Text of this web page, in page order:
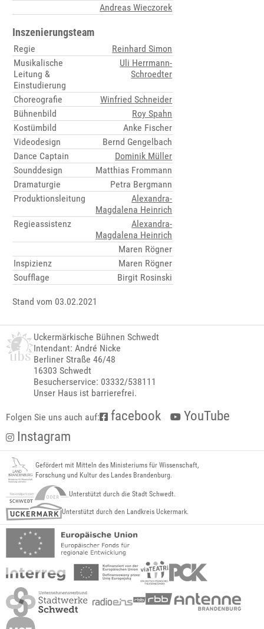
Andreas Wieczorek
Inszenierungsteam
Regie
Reinhard Simon
Musikalische
Leitung &
Einstudierung
Uli Herrmann-
Schroedter
Choreografie
Winfried Schneider
Bühnenbild
Roy Spahn
Kostümbild
Anke Fischer
Videodesign
Bernd Gengelbach
Dance Captain
Dominik Müller
Sounddesign
Matthias Frommann
Dramaturgie
Petra Bergmann
Produktionsleitung
Alexandra-
Magdalena Heinrich
Regieassistenz
Alexandra-
Magdalena Heinrich
Maren Rögner
Inspizienz
Maren Rögner
Soufflage
Birgit Rosinski
Stand vom 03.02.2021
Uckermärkische Bühnen Schwedt
Intendant: André Nicke
Berliner Straße 46/48
16303 Schwedt
Besucherservice: 03332/538111
Unser Haus ist barrierefrei.
Folgen Sie uns auch auf: facebook
YouTube
Instagram
Gefördert mit Mitteln des Ministeriums für Wissenschaft,
Forschung und Kultur des Landes Brandenburg.
Unterstützt durch die Stadt Schwedt.
Unterstützt durch den Landkreis Uckermark.